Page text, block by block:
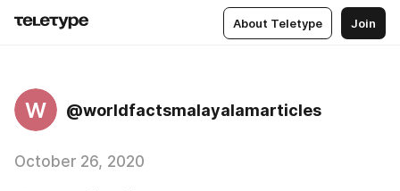
About Teletype Join
W @worldfactsmalayalamarticles
October 26, 2020